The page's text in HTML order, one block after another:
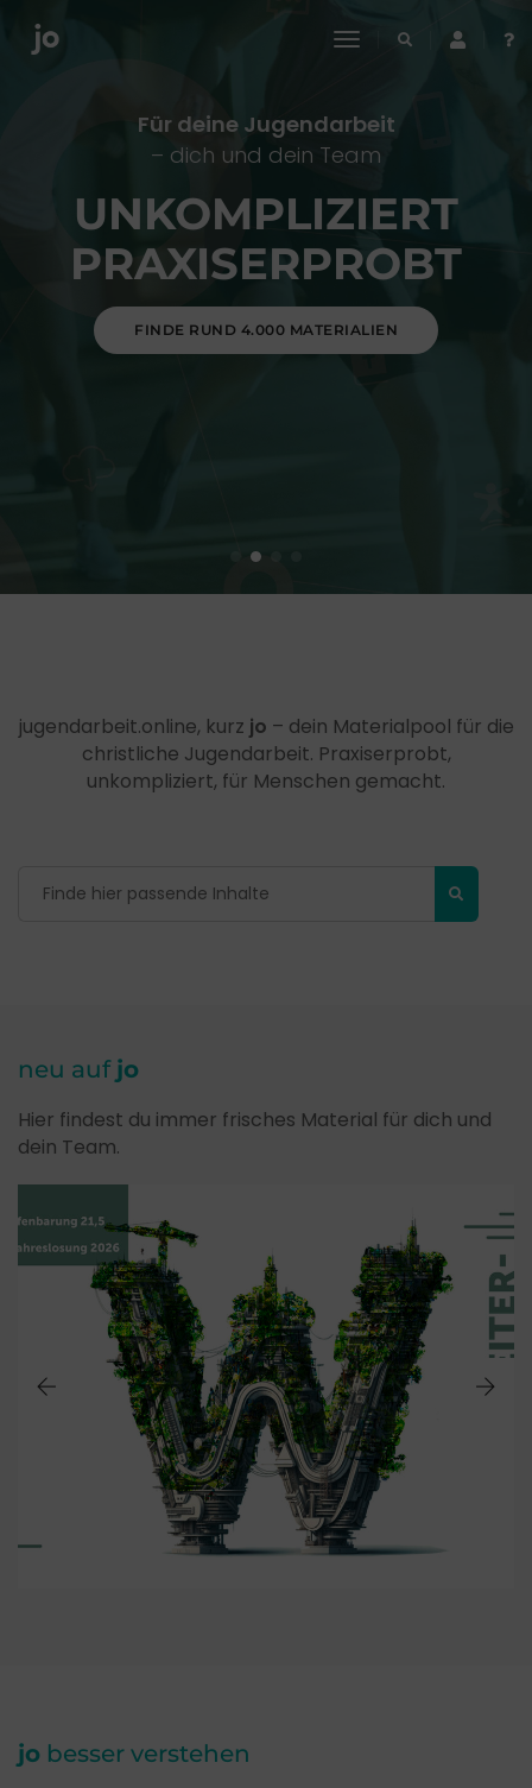
toggle
Für deine Jugendarbeit
– dich und dein Team
UNKOMPLIZIERT
PRAXISERPROBT
FINDE RUND 4.000 MATERIALIEN
jugendarbeit.online, kurz jo – dein Materialpool für die
christliche Jugendarbeit. Praxiserprobt,
unkompliziert, für Menschen gemacht.
neu auf jo
Hier findest du immer frisches Material für dich und
dein Team.
jo besser verstehen